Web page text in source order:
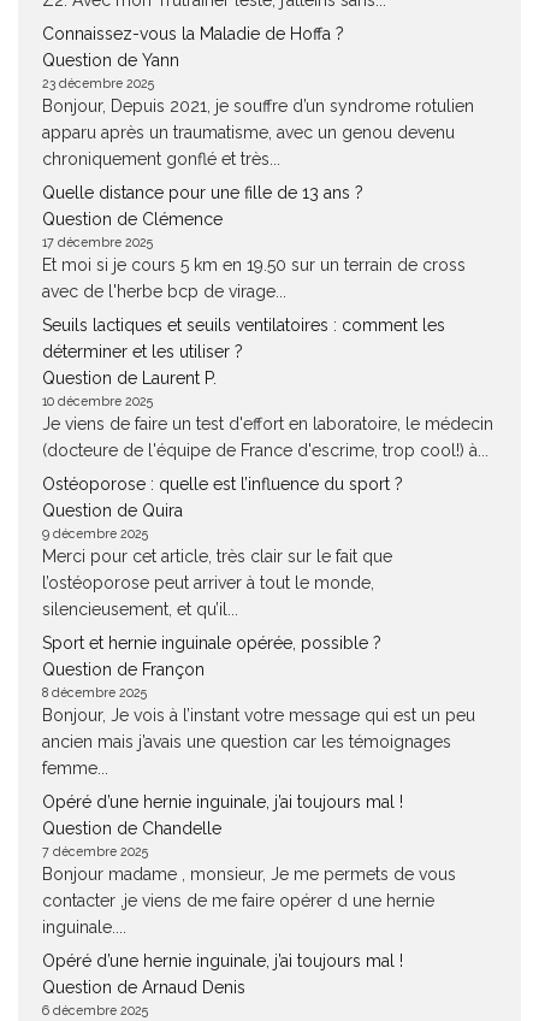
Connaissez-vous la Maladie de Hoffa ?
Question de Yann
23 décembre 2025
Bonjour, Depuis 2021, je souffre d’un syndrome rotulien
apparu après un traumatisme, avec un genou devenu
chroniquement gonflé et très...
Quelle distance pour une fille de 13 ans ?
Question de Clémence
17 décembre 2025
Et moi si je cours 5 km en 19.50 sur un terrain de cross
avec de l'herbe bcp de virage...
Seuils lactiques et seuils ventilatoires : comment les
déterminer et les utiliser ?
Question de Laurent P.
10 décembre 2025
Je viens de faire un test d'effort en laboratoire, le médecin
(docteure de l'équipe de France d'escrime, trop cool!) à...
Ostéoporose : quelle est l’influence du sport ?
Question de Quira
9 décembre 2025
Merci pour cet article, très clair sur le fait que
l’ostéoporose peut arriver à tout le monde,
silencieusement, et qu’il...
Sport et hernie inguinale opérée, possible ?
Question de Françon
8 décembre 2025
Bonjour, Je vois à l’instant votre message qui est un peu
ancien mais j’avais une question car les témoignages
femme...
Opéré d’une hernie inguinale, j’ai toujours mal !
Question de Chandelle
7 décembre 2025
Bonjour madame , monsieur, Je me permets de vous
contacter ,je viens de me faire opérer d une hernie
inguinale....
Opéré d’une hernie inguinale, j’ai toujours mal !
Question de Arnaud Denis
6 décembre 2025